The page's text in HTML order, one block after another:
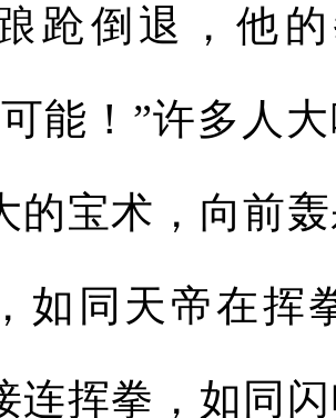
跄倒退，他
能！”许多人
的宝术，向前
如同天帝在挥
连挥拳，如同